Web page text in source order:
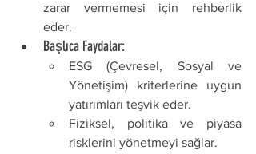
zarar vermemesi için rehberlik
eder.
Başlıca Faydalar:
ESG (Çevresel, Sosyal ve
Yönetişim) kriterlerine uygun
yatırımları teşvik eder.
Fiziksel, politika ve piyasa
risklerini yönetmeyi sağlar.